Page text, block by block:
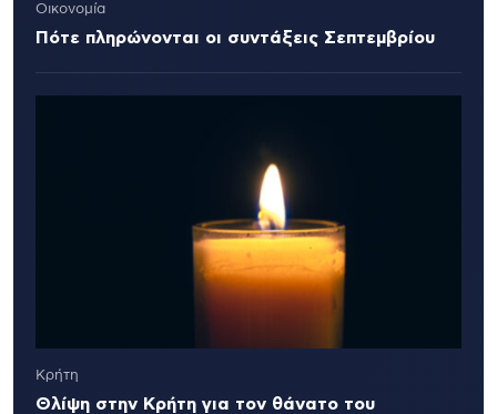
Οικονομία
Πότε πληρώνονται οι συντάξεις Σεπτεμβρίου
Κρήτη
Θλίψη στην Κρήτη για τον θάνατο του